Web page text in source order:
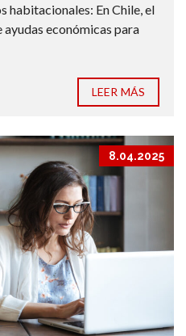
habitacionales: En Chile, el
ayudas económicas para
LEER MÁS
8.04.2025